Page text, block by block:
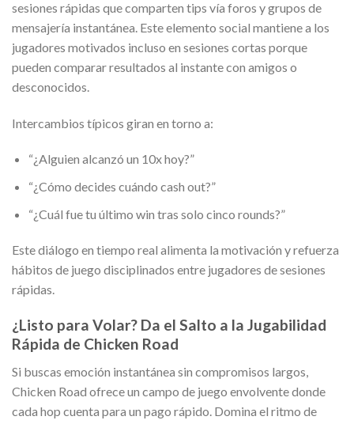
sesiones rápidas que comparten tips vía foros y grupos de
mensajería instantánea. Este elemento social mantiene a los
jugadores motivados incluso en sesiones cortas porque
pueden comparar resultados al instante con amigos o
desconocidos.
Intercambios típicos giran en torno a:
“¿Alguien alcanzó un 10x hoy?”
“¿Cómo decides cuándo cash out?”
“¿Cuál fue tu último win tras solo cinco rounds?”
Este diálogo en tiempo real alimenta la motivación y refuerza
hábitos de juego disciplinados entre jugadores de sesiones
rápidas.
¿Listo para Volar? Da el Salto a la Jugabilidad
Rápida de Chicken Road
Si buscas emoción instantánea sin compromisos largos,
Chicken Road ofrece un campo de juego envolvente donde
cada hop cuenta para un pago rápido. Domina el ritmo de